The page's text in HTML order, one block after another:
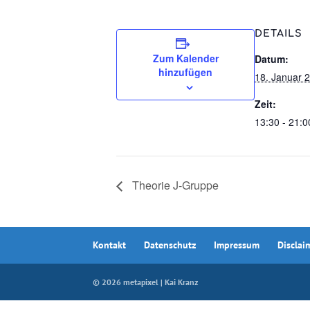
Zum Kalender
hinzufügen
DETAILS
Datum:
18. Januar
Zeit:
13:30 -
Theorie J-Gruppe
Kontakt Datenschutz Impressum
© 2026 metapixel | Kai Kranz